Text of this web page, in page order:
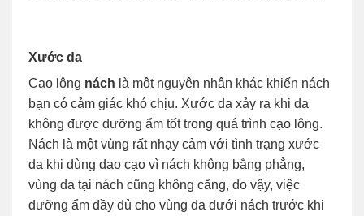
Xước da
Cạo lông nách là một nguyên nhân khác khiến nách
bạn có cảm giác khó chịu. Xước da xảy ra khi da
không được dưỡng ẩm tốt trong quá trình cạo lông.
Nách là một vùng rất nhạy cảm với tình trạng xước
da khi dùng dao cạo vì nách không bằng phẳng,
vùng da tại nách cũng không căng, do vậy, việc
dưỡng ẩm đầy đủ cho vùng da dưới nách trước khi